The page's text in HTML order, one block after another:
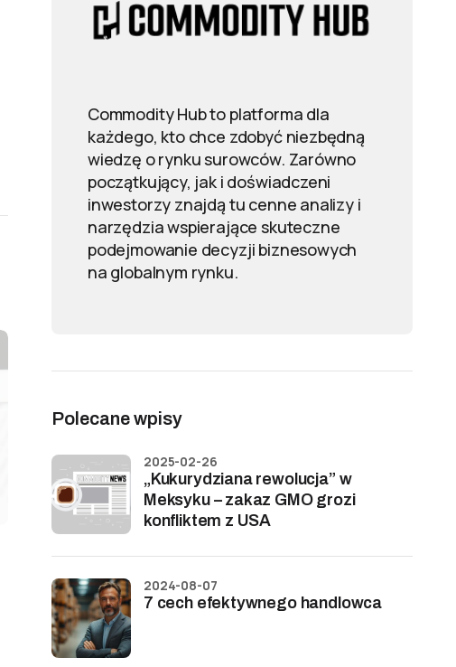
Commodity Hub to platforma dla
każdego, kto chce zdobyć niezbędną
wiedzę o rynku surowców. Zarówno
początkujący, jak i doświadczeni
inwestorzy znajdą tu cenne analizy i
narzędzia wspierające skuteczne
podejmowanie decyzji biznesowych
na globalnym rynku.
Polecane wpisy
„Kukurydziana rewolucja” w
Meksyku – zakaz GMO grozi
konfliktem z USA
2025-02-26
7 cech efektywnego handlowca
2024-08-07